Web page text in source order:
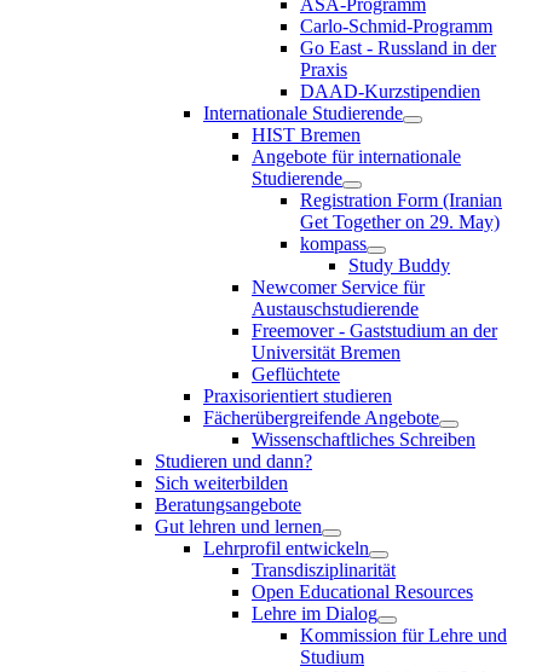
Carlo-Schmid-Programm
Go East - Russland in der
Praxis
DAAD-Kurzstipendien
Internationale Studierende
HIST Bremen
Angebote für internationale
Studierende
Registration Form (Iranian
Get Together on 29. May)
kompass
Study Buddy
Newcomer Service für
Austauschstudierende
Freemover - Gaststudium an der
Universität Bremen
Geflüchtete
Praxisorientiert studieren
Fächerübergreifende Angebote
Wissenschaftliches Schreiben
Studieren und dann?
Sich weiterbilden
Beratungsangebote
Gut lehren und lernen
Lehrprofil entwickeln
Transdisziplinarität
Open Educational Resources
Lehre im Dialog
Kommission für Lehre und
Studium